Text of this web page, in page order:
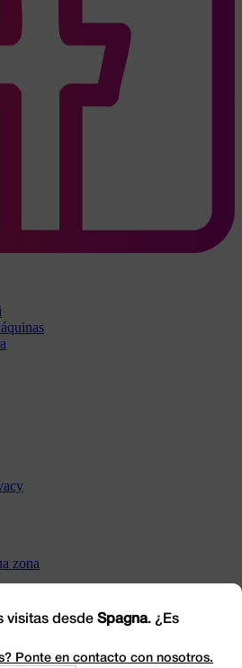
zona
visitas desde Spagna. ¿Es
Ponte en contacto con nosotros.